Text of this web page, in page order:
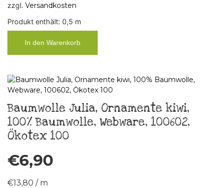
zzgl. Versandkosten
Produkt enthält: 0,5 m
In den Warenkorb
Baumwolle Julia, Ornamente kiwi,
100% Baumwolle, Webware, 100602,
Ökotex 100
€6,90
€13,80 / m